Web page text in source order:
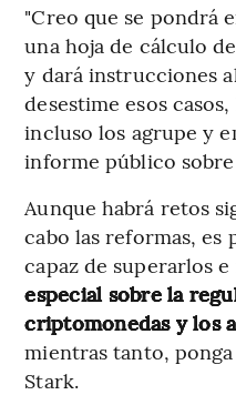
"Creo que se pondrá
una hoja de cálculo
y dará instrucciones
desestime esos
incluso los agrupe y
informe público
Aunque habrá retos
cabo las reformas, es
capaz de superarlos
especial sobre la
criptomonedas y los
mientras tanto,
Stark.